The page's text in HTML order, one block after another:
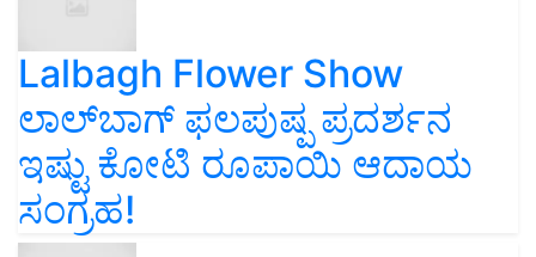
Lalbagh Flower Show
ಲಾಲ್‌ಬಾಗ್ ಫಲಪುಷ್ಪ ಪ್ರದರ್ಶನ
ಇಷ್ಟು ಕೋಟಿ ರೂಪಾಯಿ ಆದಾಯ
ಸಂಗ್ರಹ!